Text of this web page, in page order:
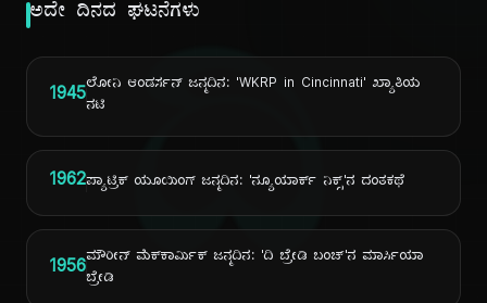
ಅದೇ ದಿನದ ಘಟನೆಗಳು
1945ಲೋನಿ ಆಂಡರ್ಸನ್ ಜನ್ಮದಿನ: 'WKRP in Cincinnati' ಖ್ಯಾತಿಯ
ನಟಿ
1962ಪ್ಯಾಟ್ರಿಕ್ ಯೂಯಿಂಗ್ ಜನ್ಮದಿನ: 'ನ್ಯೂಯಾರ್ಕ್ ನಿಕ್ಸ್'ನ ದಂತಕಥೆ
1956ಮೌರೀನ್ ಮೆಕ್‌ಕಾರ್ಮಿಕ್ ಜನ್ಮದಿನ: 'ದಿ ಬ್ರೇಡಿ ಬಂಚ್'ನ ಮಾರ್ಸಿಯಾ
ಬ್ರೇಡಿ